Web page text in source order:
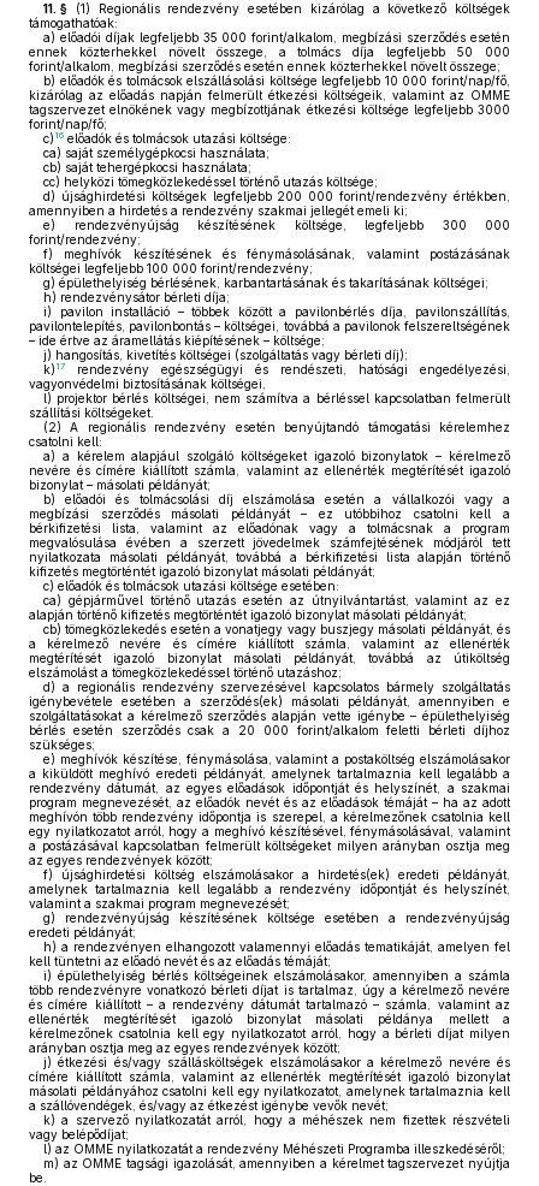
11. § (1) Regionális rendezvény esetében kizárólag a következő költségek
támogathatóak:
a) előadói díjak legfeljebb 35 000 forint/alkalom, megbízási szerződés esetén
ennek közterhekkel növelt összege, a tolmács díja legfeljebb 50 000
forint/alkalom, megbízási szerződés esetén ennek közterhekkel növelt összege;
b) előadók és tolmácsok elszállásolási költsége legfeljebb 10 000 forint/nap/fő,
kizárólag az előadás napján felmerült étkezési költségeik, valamint az OMME
tagszervezet elnökének vagy megbízottjának étkezési költsége legfeljebb 3000
forint/nap/fő;
c) 16 előadók és tolmácsok utazási költsége:
ca) saját személygépkocsi használata;
cb) saját tehergépkocsi használata;
cc) helyközi tömegközlekedéssel történő utazás költsége;
d) újsághirdetési költségek legfeljebb 200 000 forint/rendezvény értékben,
amennyiben a hirdetés a rendezvény szakmai jellegét emeli ki;
e) rendezvényújság készítésének költsége, legfeljebb 300 000
forint/rendezvény;
f) meghívók készítésének és fénymásolásának, valamint postázásának
költségei legfeljebb 100 000 forint/rendezvény;
g) épülethelyiség bérlésének, karbantartásának és takarításának költségei;
h) rendezvénysátor bérleti díja;
i) pavilon installáció – többek között a pavilonbérlés díja, pavilonszállítás,
pavilontelepítés, pavilonbontás – költségei, továbbá a pavilonok felszereltségének
– ide értve az áramellátás kiépítésének – költsége;
j) hangosítás, kivetítés költségei (szolgáltatás vagy bérleti díj);
k) 17
rendezvény egészségügyi és rendészeti, hatósági engedélyezési,
vagyonvédelmi biztosításának költségei,
l) projektor bérlés költségei, nem számítva a bérléssel kapcsolatban felmerült
szállítási költségeket.
(2) A regionális rendezvény esetén benyújtandó támogatási kérelemhez
csatolni kell:
a) a kérelem alapjául szolgáló költségeket igazoló bizonylatok – kérelmező
nevére és címére kiállított számla, valamint az ellenérték megtérítését igazoló
bizonylat – másolati példányát;
b) előadói és tolmácsolási díj elszámolása esetén a vállalkozói vagy a
megbízási szerződés másolati példányát – ez utóbbihoz csatolni kell a
bérkifizetési lista, valamint az előadónak vagy a tolmácsnak a program
megvalósulása évében a szerzett jövedelmek számfejtésének módjáról tett
nyilatkozata másolati példányát, továbbá a bérkifizetési lista alapján történő
kifizetés megtörténtét igazoló bizonylat másolati példányát;
c) előadók és tolmácsok utazási költsége esetében:
ca) gépjárművel történő utazás esetén az útnyilvántartást, valamint az ez
alapján történő kifizetés megtörténtét igazoló bizonylat másolati példányát;
cb) tömegközlekedés esetén a vonatjegy vagy buszjegy másolati példányát, és
a kérelmező nevére és címére kiállított számla, valamint az ellenérték
megtérítését igazoló bizonylat másolati példányát, továbbá az útiköltség
elszámolást a tömegközlekedéssel történő utazáshoz;
d) a regionális rendezvény szervezésével kapcsolatos bármely szolgáltatás
igénybevétele esetében a szerződés(ek) másolati példányát, amennyiben e
szolgáltatásokat a kérelmező szerződés alapján vette igénybe – épülethelyiség
bérlés esetén szerződés csak a 20 000 forint/alkalom feletti bérleti díjhoz
szükséges;
e) meghívók készítése, fénymásolása, valamint a postaköltség elszámolásakor
a kiküldött meghívó eredeti példányát, amelynek tartalmaznia kell legalább a
rendezvény dátumát, az egyes előadások időpontját és helyszínét, a szakmai
program megnevezését, az előadók nevét és az előadások témáját – ha az adott
meghívón több rendezvény időpontja is szerepel, a kérelmezőnek csatolnia kell
egy nyilatkozatot arról, hogy a meghívó készítésével, fénymásolásával, valamint
a postázásával kapcsolatban felmerült költségeket milyen arányban osztja meg
az egyes rendezvények között;
f) újsághirdetési költség elszámolásakor a hirdetés(ek) eredeti példányát,
amelynek tartalmaznia kell legalább a rendezvény időpontját és helyszínét,
valamint a szakmai program megnevezését;
g) rendezvényújság készítésének költsége esetében a rendezvényújság
eredeti példányát;
h) a rendezvényen elhangozott valamennyi előadás tematikáját, amelyen fel
kell tüntetni az előadó nevét és az előadás témáját;
i) épülethelyiség bérlés költségeinek elszámolásakor, amennyiben a számla
több rendezvényre vonatkozó bérleti díjat is tartalmaz, úgy a kérelmező nevére
és címére kiállított – a rendezvény dátumát tartalmazó – számla, valamint az
ellenérték megtérítését igazoló bizonylat másolati példánya mellett a
kérelmezőnek csatolnia kell egy nyilatkozatot arról, hogy a bérleti díjat milyen
arányban osztja meg az egyes rendezvények között;
j) étkezési és/vagy szállásköltségek elszámolásakor a kérelmező nevére és
címére kiállított számla, valamint az ellenérték megtérítését igazoló bizonylat
másolati példányához csatolni kell egy nyilatkozatot, amelynek tartalmaznia kell
a szállóvendégek, és/vagy az étkezést igénybe vevők nevét;
k) a szervező nyilatkozatát arról, hogy a méhészek nem fizettek részvételi
vagy belépődíjat;
l) az OMME nyilatkozatát a rendezvény Méhészeti Programba illeszkedéséről;
m) az OMME tagsági igazolását, amennyiben a kérelmet tagszervezet nyújtja
be.